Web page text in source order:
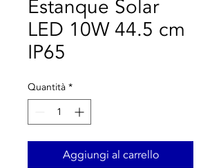
Estanque Solar
LED 10W 44.5 cm
IP65
Quantità *
Aggiungi al carrello